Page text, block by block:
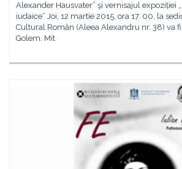
Alexander Hausvater” şi vernisajul expoziției
iudaice” Joi, 12 martie 2015, ora 17. 00, la
Cultural Român (Aleea Alexandru nr. 38) va
Golem. Mit